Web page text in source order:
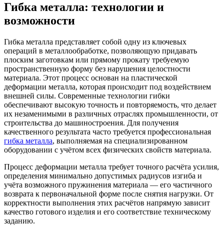
Гибка металла: технологии и
возможности
Гибка металла представляет собой одну из ключевых
операций в металлообработке, позволяющую придавать
плоским заготовкам или прямому прокату требуемую
пространственную форму без нарушения целостности
материала. Этот процесс основан на пластической
деформации металла, которая происходит под воздействием
внешней силы. Современные технологии гибки
обеспечивают высокую точность и повторяемость, что делает
их незаменимыми в различных отраслях промышленности, от
строительства до машиностроения. Для получения
качественного результата часто требуется профессиональная
гибка металла, выполняемая на специализированном
оборудовании с учётом всех физических свойств материала.
Процесс деформации металла требует точного расчёта усилия,
определения минимально допустимых радиусов изгиба и
учёта возможного пружинения материала — его частичного
возврата к первоначальной форме после снятия нагрузки. От
корректности выполнения этих расчётов напрямую зависит
качество готового изделия и его соответствие техническому
заданию.